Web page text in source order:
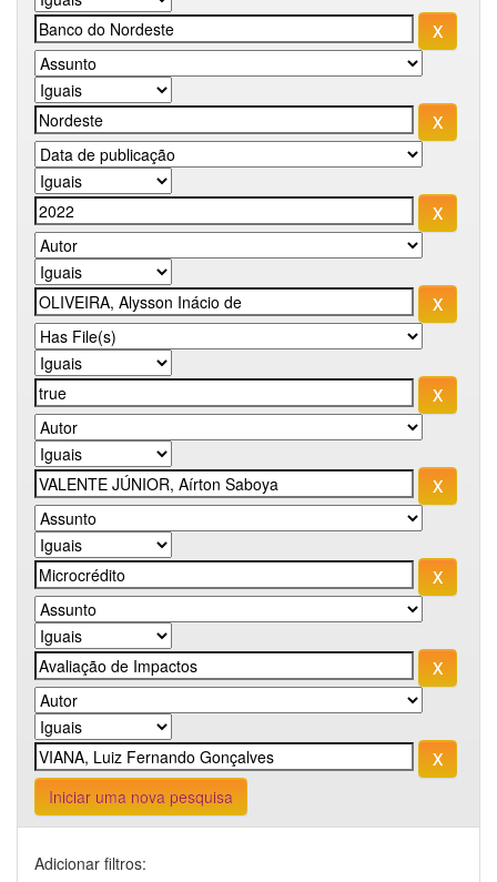
Iniciar uma nova pesquisa
Adicionar filtros: